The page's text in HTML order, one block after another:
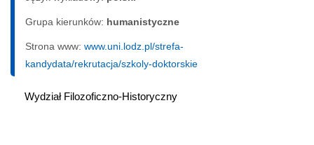
Grupa kierunków: humanistyczne
Strona www: www.uni.lodz.pl/strefa-
kandydata/rekrutacja/szkoly-doktorskie
Wydział Filozoficzno-Historyczny